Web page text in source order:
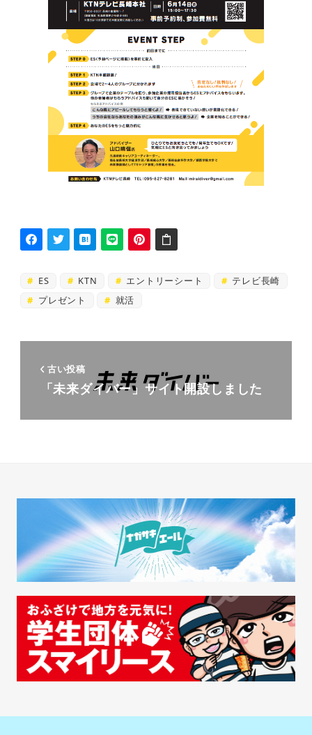
ES KTN エントリーシート
テレビ長崎
プレゼント
就活
古い投稿
「未来ダイバー」サイト開設しました